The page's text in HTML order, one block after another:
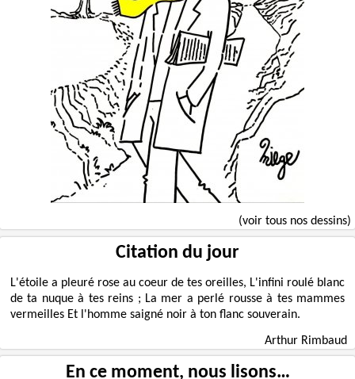
(voir tous nos dessins)
Citation du jour
L'étoile a pleuré rose au coeur de tes oreilles, L'infini roulé blanc
de ta nuque à tes reins ; La mer a perlé rousse à tes mammes
vermeilles Et l'homme saigné noir à ton flanc souverain.
Arthur Rimbaud
En ce moment, nous lisons…